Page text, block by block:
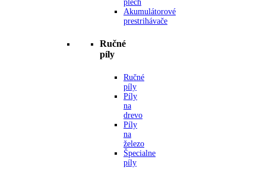
plech
Akumulátorové
prestrihávače
Ručné
píly
Ručné
píly
Píly
na
drevo
Píly
na
železo
Špecialne
píly